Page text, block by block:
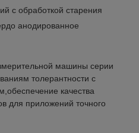
с обработкой старения
анодированное
машины серии
толерантности с
качества
для приложений точного